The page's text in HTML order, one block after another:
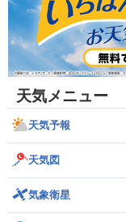
天気メニュー
天気予報
天気図
気象衛星